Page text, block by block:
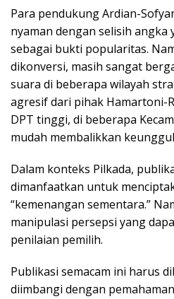
Para pendukung Ardian-
nyaman dengan selisih angka
sebagai bukti popularitas.
dikonversi, masih sangat
suara di beberapa wilayah
agresif dari pihak Hamartoni-
DPT tinggi, di beberapa
mudah membalikkan
Dalam konteks Pilkada,
dimanfaatkan untuk
“kemenangan sementara.”
manipulasi persepsi yang
penilaian pemilih.
Publikasi semacam ini harus
diimbangi dengan